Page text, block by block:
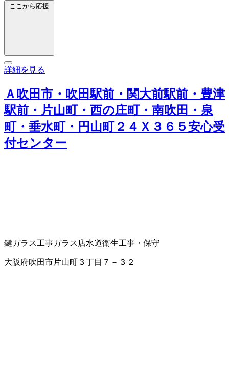
ここから応援
詳細を見る
Ａ吹田市・吹田駅前・関大前駅前・豊津
駅前・片山町・西の庄町・南吹田・泉
町・垂水町・円山町２４Ｘ３６５安心受
付センター
鍵ガラス工事ガラス店水道衛生工事・保守
大阪府吹田市片山町３丁目７－３２